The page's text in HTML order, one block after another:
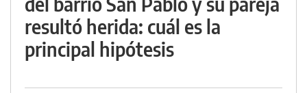
resultó herida: cuál es la
principal hipótesis